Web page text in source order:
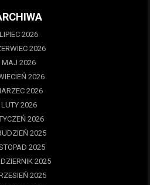
LIPIEC 2026
2026
MAJ 2026
2026
2026
LUTY 2026
2026
2025
2025
2025
2025